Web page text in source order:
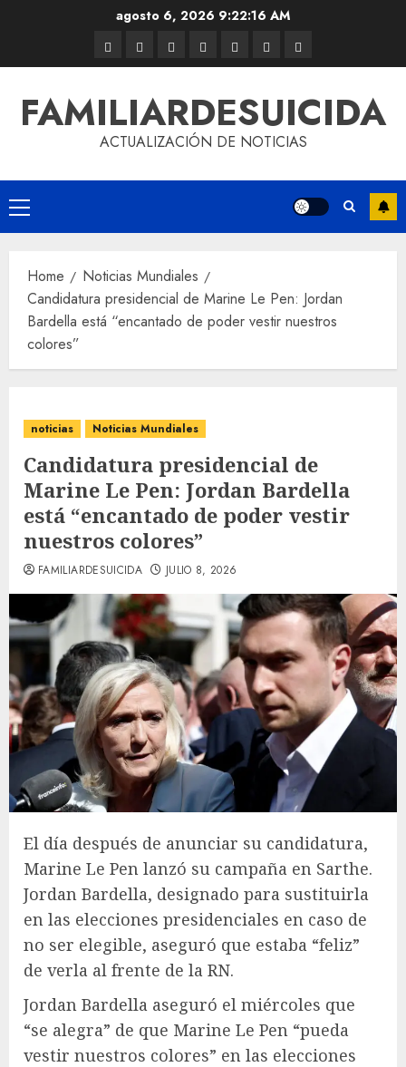
agosto 6, 2026 9:22:17 AM
FAMILIARDESUICIDA
ACTUALIZACIÓN DE NOTICIAS
Home
Noticias Mundiales
Candidatura presidencial de Marine Le Pen: Jordan
Bardella está “encantado de poder vestir nuestros
colores”
noticias Noticias Mundiales
Candidatura presidencial de
Marine Le Pen: Jordan Bardella
está “encantado de poder vestir
nuestros colores”
FAMILIARDESUICIDA JULIO 8, 2026
El día después de anunciar su candidatura,
Marine Le Pen lanzó su campaña en Sarthe.
Jordan Bardella, designado para sustituirla
en las elecciones presidenciales en caso de
no ser elegible, aseguró que estaba “feliz”
de verla al frente de la RN.
Jordan Bardella aseguró el miércoles que
“se alegra” de que Marine Le Pen “pueda
vestir nuestros colores” en las elecciones